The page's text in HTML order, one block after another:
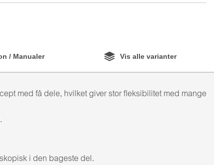
/ Manualer Vis alle varianter
med få dele, hvilket giver stor fleksibilitet med mange
i den bageste del.